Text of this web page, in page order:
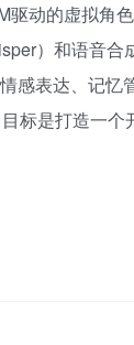
动的虚拟角
）和语音
感表达、记忆
标是打造一个